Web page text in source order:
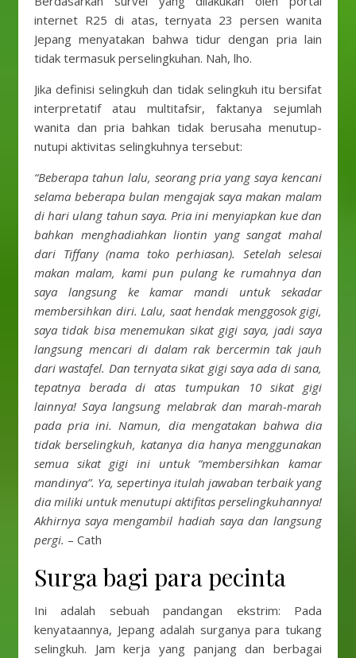
internet R25 di atas, ternyata 23 persen wanita
Jepang menyatakan bahwa tidur dengan pria lain
tidak termasuk perselingkuhan. Nah, lho.
Jika definisi selingkuh dan tidak selingkuh itu bersifat
interpretatif atau multitafsir, faktanya sejumlah
wanita dan pria bahkan tidak berusaha menutup-
nutupi aktivitas selingkuhnya tersebut:
“Beberapa tahun lalu, seorang pria yang saya kencani
selama beberapa bulan mengajak saya makan malam
di hari ulang tahun saya. Pria ini menyiapkan kue dan
bahkan menghadiahkan liontin yang sangat mahal
dari Tiffany (nama toko perhiasan). Setelah selesai
makan malam, kami pun pulang ke rumahnya dan
saya langsung ke kamar mandi untuk sekadar
membersihkan diri. Lalu, saat hendak menggosok gigi,
saya tidak bisa menemukan sikat gigi saya, jadi saya
langsung mencari di dalam rak bercermin tak jauh
dari wastafel. Dan ternyata sikat gigi saya ada di sana,
tepatnya berada di atas tumpukan 10 sikat gigi
lainnya! Saya langsung melabrak dan marah-marah
pada pria ini. Namun, dia mengatakan bahwa dia
tidak berselingkuh, katanya dia hanya menggunakan
semua sikat gigi ini untuk “membersihkan kamar
mandinya”. Ya, sepertinya itulah jawaban terbaik yang
dia miliki untuk menutupi aktifitas perselingkuhannya!
Akhirnya saya mengambil hadiah saya dan langsung
pergi. – Cath
Surga bagi para pecinta
Ini adalah sebuah pandangan ekstrim: Pada
kenyataannya, Jepang adalah surganya para tukang
selingkuh. Jam kerja yang panjang dan berbagai